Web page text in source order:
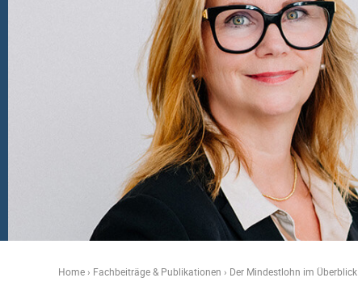
Home › Fachbeiträge & Publikationen › Der Mindestlohn im Überblick